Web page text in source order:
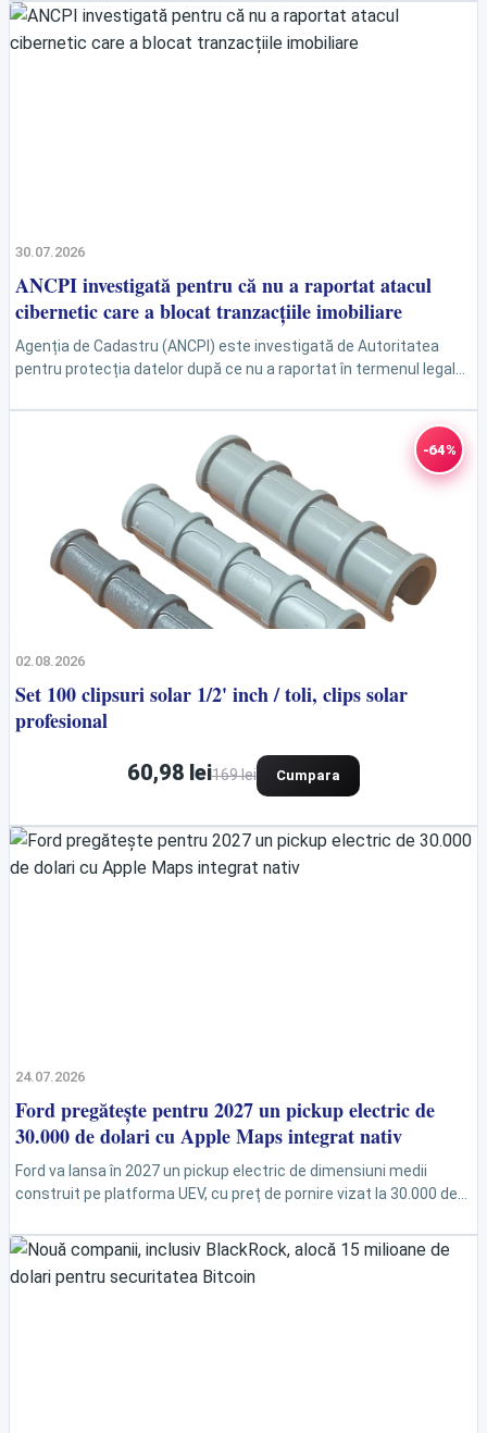
30.07.2026
ANCPI investigată pentru că nu a raportat atacul
cibernetic care a blocat tranzacțiile imobiliare
Agenția de Cadastru (ANCPI) este investigată de Autoritatea
pentru protecția datelor după ce nu a raportat în termenul legal
-64%
02.08.2026
Set 100 clipsuri solar 1/2' inch / toli, clips solar
profesional
60,98 lei169 lei Cumpara
24.07.2026
Ford pregătește pentru 2027 un pickup electric de
30.000 de dolari cu Apple Maps integrat nativ
Ford va lansa în 2027 un pickup electric de dimensiuni medii
construit pe platforma UEV, cu preț de pornire vizat la 30.000 de